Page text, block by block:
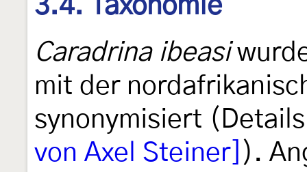
3.4. Taxonomie
Caradrina ibeasi
mit der
synonymisiert
von Axel Steiner] ).